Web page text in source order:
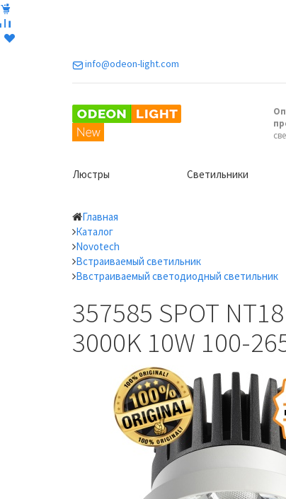
info@odeon-light.com
Люстры Светильники
Главная
Каталог
Novotech
Встраиваемый светильник
Ввстраиваемый светодиодный светильник
357585 SPOT
3000K 10W 100-